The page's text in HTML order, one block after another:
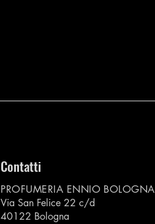
Contatti
PROFUMERIA ENNIO BOLOGNA
Via San Felice 22 c/d
40122 Bologna